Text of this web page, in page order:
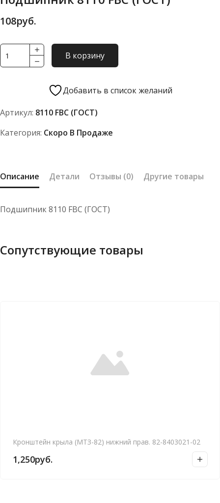
108руб.
Количество
товара
(ГОСТ)
В корзину
Добавить в список желаний
Артикул: 8110 FBC (ГОСТ)
Категория: Скоро В Продаже
Описание Детали Отзывы (0) Другие товары
Подшипник 8110 FBC (ГОСТ)
Сопутствующие товары
Кронштейн крыла (МТЗ-82) нижний прав. 82-8403021-02
1,250руб.